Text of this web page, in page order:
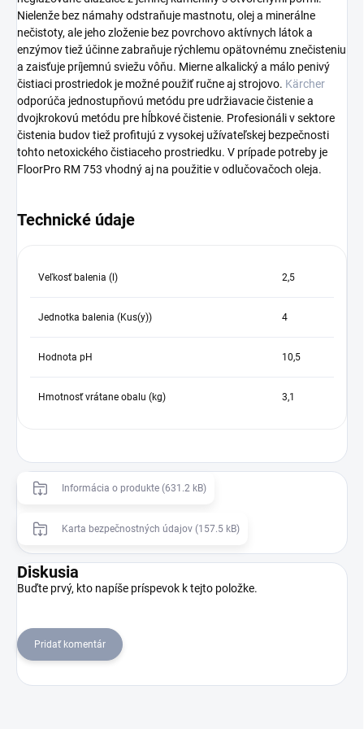
Nielenže bez námahy odstraňuje mastnotu, olej a minerálne
nečistoty, ale jeho zloženie bez povrchovo aktívnych látok a
enzýmov tiež účinne zabraňuje rýchlemu opätovnému znečisteniu
a zaisťuje príjemnú sviežu vôňu. Mierne alkalický a málo penivý
čistiaci prostriedok je možné použiť ručne aj strojovo. Kärcher
odporúča jednostupňovú metódu pre udržiavacie čistenie a
dvojkrokovú metódu pre hĺbkové čistenie. Profesionáli v sektore
čistenia budov tiež profitujú z vysokej užívateľskej bezpečnosti
tohto netoxického čistiaceho prostriedku. V prípade potreby je
FloorPro RM 753 vhodný aj na použitie v odlučovačoch oleja.
Technické údaje
Veľkosť balenia (l) 2,5
Jednotka balenia (Kus(y)) 4
Hodnota pH 10,5
Hmotnosť vrátane obalu (kg) 3,1
Informácia o produkte (631.2 kB)
Karta bezpečnostných údajov (157.5 kB)
Diskusia
Buďte prvý, kto napíše príspevok k tejto položke.
Pridať komentár